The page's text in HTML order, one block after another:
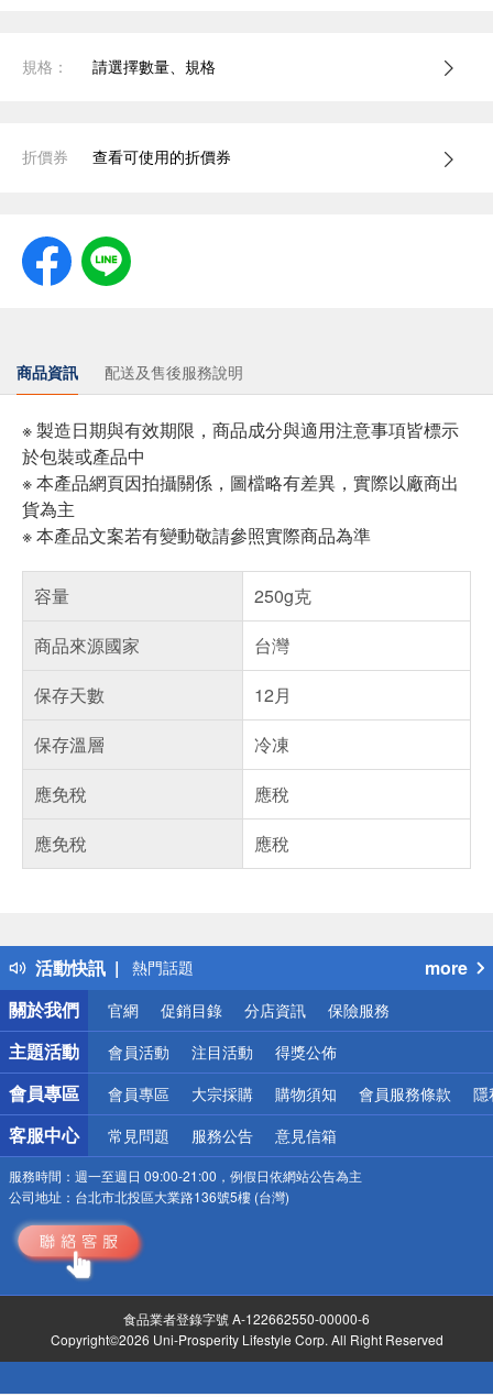
規格： 請選擇數量、規格
折價券 查看可使用的折價券
商品資訊 配送及售後服務說明
※ 製造日期與有效期限，商品成分與適用注意事項皆標示
於包裝或產品中
※ 本產品網頁因拍攝關係，圖檔略有差異，實際以廠商出
貨為主
※ 本產品文案若有變動敬請參照實際商品為準
容量
250g克
商品來源國家
台灣
保存天數
12月
保存溫層
冷凍
應免稅
應稅
應免稅
應稅
活動快訊
得獎公告
熱門話題
銀行優惠
偏遠地區配送
詐騙網頁！請小心！
more
關於我們
官網 促銷目錄 分店資訊 保險服務
主題活動 會員活動 注目活動 得獎公佈
會員專區 會員專區 大宗採購 購物須知 會員服務條款 隱
客服中心 常見問題 服務公告 意見信箱
服務時間： 週一至週日 09:00-21:00，例假日依網站公告為主
公司地址： 台北市北投區大業路136號5樓 (台灣)
食品業者登錄字號 A-122662550-00000-6
Copyright©2026 Uni-Prosperity Lifestyle Corp. All Right Reserved